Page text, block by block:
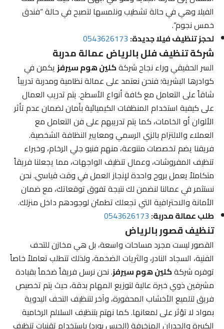
الفيلا وهي في حالة تشطيب ونلمسها لتصبح في حالة “فندق
خمس نجوم”.
لحجز تنظيف فيلا جديدة:0543626173
شركة تنظيف فلل بالرياض عمالة مدربة
السر الحقيقي وراء نجاح شركةكلين هوم سيرفزيكمن في
كوادرها البشرية؛ فنحن نعتمد على عمالة نظامية ومدربة تدريباً
شاقاً على التعامل مع كافة أنواع الأسطح. يتم تدريب العمال
على كيفية استخدام المنظفات الكيميائية بأمان لضمان عدم تأثر
الألوان أو الخامات، كما يتم تدريبهم على فن التعامل مع
العملاء والالتزام بالزي الرسمي ومعايير النظافة الشخصية.
فريقنا يضم تخصصات متنوعة، منهم فنيو جلي الرخام، وخبراء
تنظيف المفروشات، وعمال تنظيف الواجهات، مما يجعلنا فريقاً
متكاملاً يعمل بروح واحدة لإنجاز العمل في وقت قياسي. نحن
نستثمر في عمالنا لنضمن لك نتيجة تفوق توقعاتك، مع ضمان
الأمانة والاحترافية التي تجعلك تطمئن لوجودهم داخل منزلك.
طلب عمالة مدربة:0543626173
تنظيف قصور بالرياض
القصور ليست مجرد مساحات واسعة، بل هي مخازن للتحف
الفنية، السجاد النادر، والثريات الضخمة، ولذلك تتطلب تعاملاً خاصاً
توفره شركةكلين هوم سيرفز. نحن نرسل فريقاً ضخماً بقيادة
مشرفين ذوي خبرة عالية لتوزيع المهام بدقة، حيث يتم تخصيص
فريق لتلميع الأخشاب المحفورة، وآخر لتنظيف التحف اليدوية
بمواد لا تؤثر على لمعانها. كما نهتم بتنظيف السلالم الرخامية
الكبيرة والجدران المزخرفة (الجبس بورد) باستخدام تقنيات تنظيف